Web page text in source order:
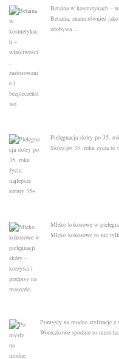
Betaina w kosmetykach –
Betaina, znana również
zdobywa …
Pielęgnacja skóry po 35.
Skóra po 35. roku życia to
Mleko kokosowe w
Mleko kokosowe to nie
Pomysły na modne stylizacje
Woreczkowe spodnie to must-